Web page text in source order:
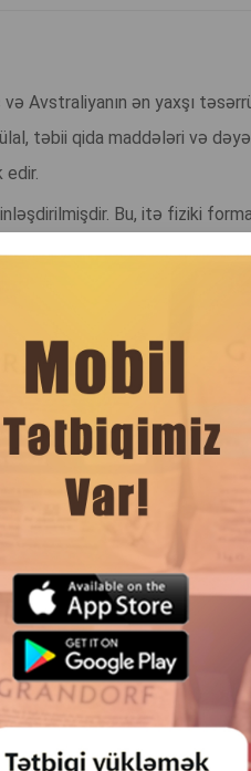
Avstraliyanın ən yaxşı
təbii qida maddələri və
edir.
Bu, itə fiziki
təmin edir.
və selen
vardır. Bu
yaxşılaşdırır və
oynaqların sağlamlığına,
qızılbalığından əldə
itin dəri və yununun
sisteminin normal fəaliyyətinə
və dadlandırıcılar
DAHA ÇOX OXU
NATURE'S PROTECTION DOG
ALL BREEDS – BÜTÜN CINS
ÜÇÜN QUZU ƏTINDƏN
RASIONLU QURU YEM